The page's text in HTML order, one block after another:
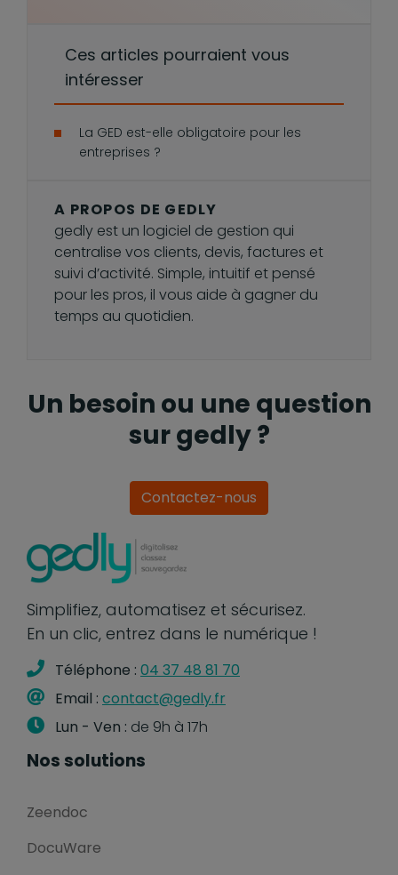
Ces articles pourraient vous
intéresser
La GED est-elle obligatoire pour les
entreprises ?
A PROPOS DE GEDLY
gedly est un logiciel de gestion qui
centralise vos clients, devis, factures et
suivi d’activité. Simple, intuitif et pensé
pour les pros, il vous aide à gagner du
temps au quotidien.
Un besoin ou une question
sur gedly ?
Contactez-nous
Simplifiez, automatisez et sécurisez.
En un clic, entrez dans le numérique !
Téléphone : 04 37 48 81 70
Email : contact@gedly.fr
Lun - Ven : de 9h à 17h
Nos solutions
Zeendoc
DocuWare